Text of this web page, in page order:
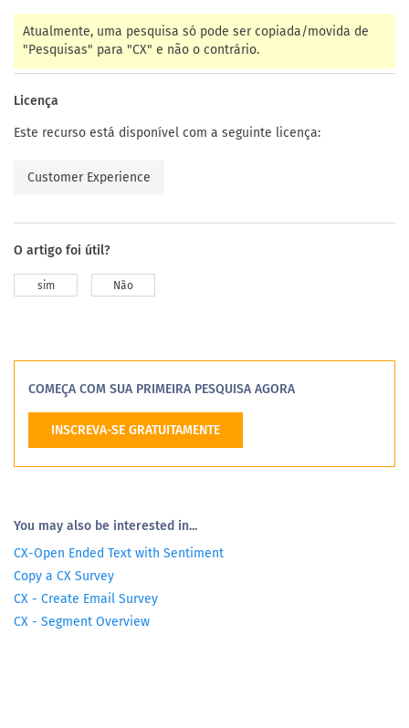
Atualmente, uma pesquisa só pode ser copiada/movida de
"Pesquisas" para "CX" e não o contrário.
Licença
Este recurso está disponível com a seguinte licença:
Customer Experience
O artigo foi útil?
sim Não
COMEÇA COM SUA PRIMEIRA PESQUISA AGORA
INSCREVA-SE GRATUITAMENTE
You may also be interested in...
CX-Open Ended Text with Sentiment
Copy a CX Survey
CX - Create Email Survey
CX - Segment Overview